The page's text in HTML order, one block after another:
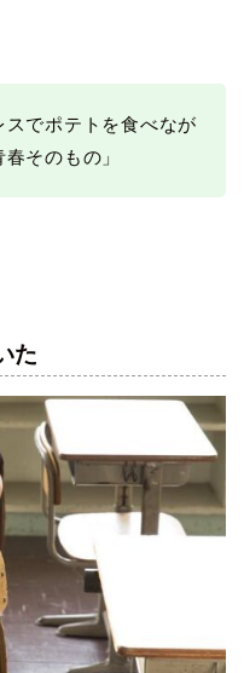
スでポテトを食べなが
そのもの」
た